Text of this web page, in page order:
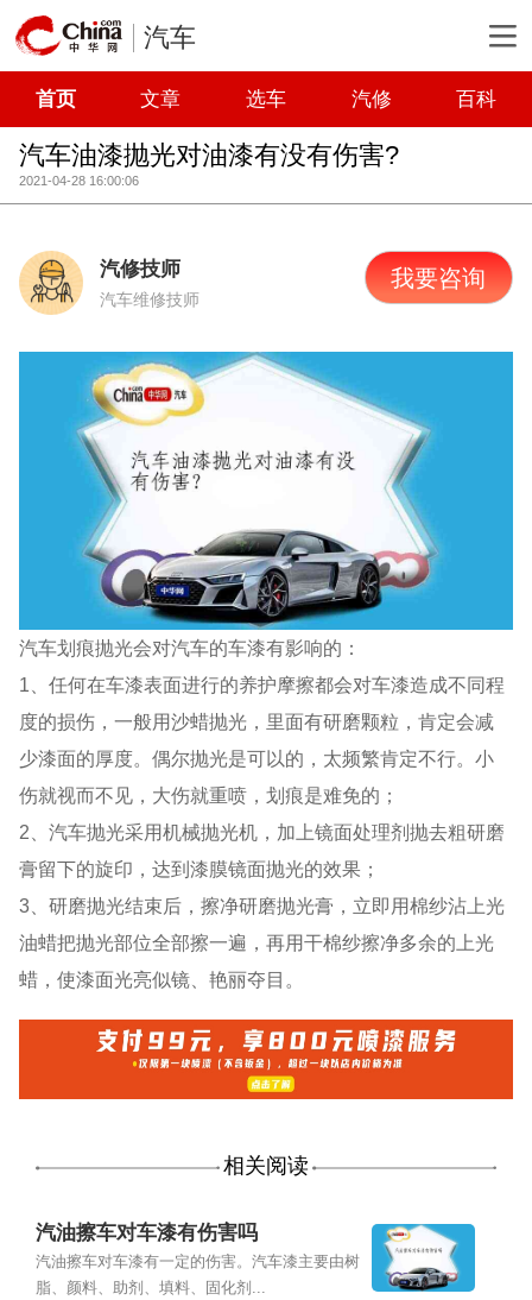
汽车
首页 文章 选车 汽修 百科
汽车油漆抛光对油漆有没有伤害?
2021-04-28 16:00:06
汽修技师
汽车维修技师
我要咨询
汽车划痕抛光会对汽车的车漆有影响的：
1、任何在车漆表面进行的养护摩擦都会对车漆造成不同程
度的损伤，一般用沙蜡抛光，里面有研磨颗粒，肯定会减
少漆面的厚度。偶尔抛光是可以的，太频繁肯定不行。小
伤就视而不见，大伤就重喷，划痕是难免的；
2、汽车抛光采用机械抛光机，加上镜面处理剂抛去粗研磨
膏留下的旋印，达到漆膜镜面抛光的效果；
3、研磨抛光结束后，擦净研磨抛光膏，立即用棉纱沾上光
油蜡把抛光部位全部擦一遍，再用干棉纱擦净多余的上光
蜡，使漆面光亮似镜、艳丽夺目。
相关阅读
汽油擦车对车漆有伤害吗
汽油擦车对车漆有一定的伤害。汽车漆主要由树
脂、颜料、助剂、填料、固化剂...